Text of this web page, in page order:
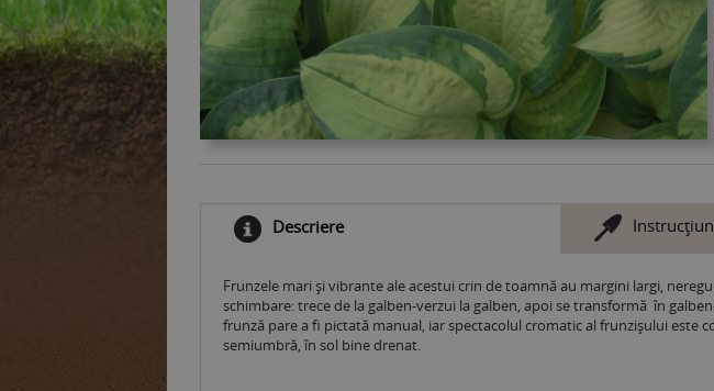
Descriere
Frunzele mari și vibrante ale acestui crin de toamnă au margini largi,
schimbare: trece de la galben-verzui la galben, apoi se transformă în
frunză pare a fi pictată manual, iar spectacolul cromatic al frunzișului este
semiumbră, în sol bine drenat.